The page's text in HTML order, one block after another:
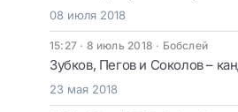
08 июля 2018
15:27 · 8 июль 2018 · Бобслей
Зубков, Пегов и Соколов –
23 мая 2018